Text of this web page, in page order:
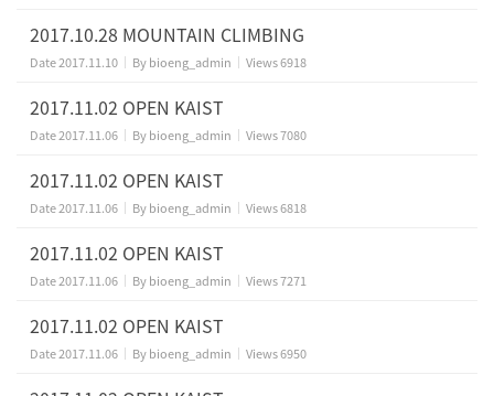
2017.10.28 MOUNTAIN CLIMBING
Date2017.11.10 Bybioeng_admin Views6918
2017.11.02 OPEN KAIST
Date2017.11.06 Bybioeng_admin Views7080
2017.11.02 OPEN KAIST
Date2017.11.06 Bybioeng_admin Views6818
2017.11.02 OPEN KAIST
Date2017.11.06 Bybioeng_admin Views7271
2017.11.02 OPEN KAIST
Date2017.11.06 Bybioeng_admin Views6950